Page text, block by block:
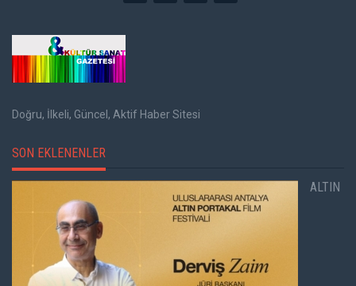
Doğru, İlkeli, Güncel, Aktif Haber Sitesi
SON EKLENENLER
ALTIN